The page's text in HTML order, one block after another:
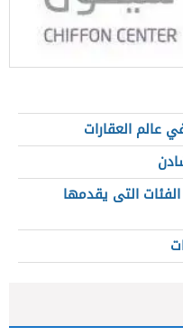
عالم العقارات
التى يقدمها